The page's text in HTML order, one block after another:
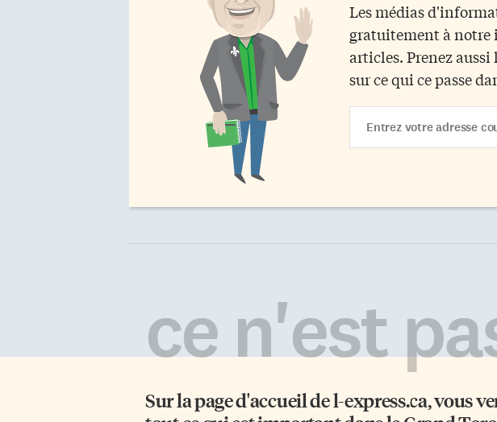
Les médias
gratuitement à notre
articles. Prenez
sur ce qui ce passe
Address
ce n'est
Sur la page d'accueil del-express.ca, vous